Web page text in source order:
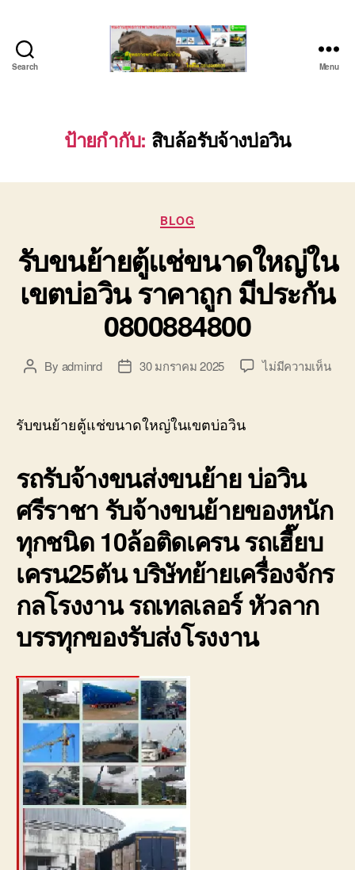
Search
เครื่องจักร
ระยอง
(บริษัท
พาณิชย์
บริการ
รถยก
รถ
รับจ้าง
ใน
เขต
บ่อ
วิน
Menu
ป้ายกำกับ: สิบล้อรับจ้างบ่อวิน
Categories
BLOG
รับขนย้ายตู้แช่ขนาดใหญ่ใน
เขตบ่อวิน ราคาถูก มีประกัน
0800884800
PostBy adminrd
Post30 มกราคม 2025 ไม่มีความเห็นบน
ใน
เขต
ราค
รับขนย้ายตู้แช่ขนาดใหญ่ในเขตบ่อวิน
รถรับจ้างขนส่งขนย้าย บ่อวิน
ศรีราชา รับจ้างขนย้ายของหนัก
ทุกชนิด 10ล้อติดเครน รถเฮี๊ยบ
เครน25ตัน บริษัทย้ายเครื่องจักร
กลโรงงาน รถเทลเลอร์ หัวลาก
บรรทุกของรับส่งโรงงาน